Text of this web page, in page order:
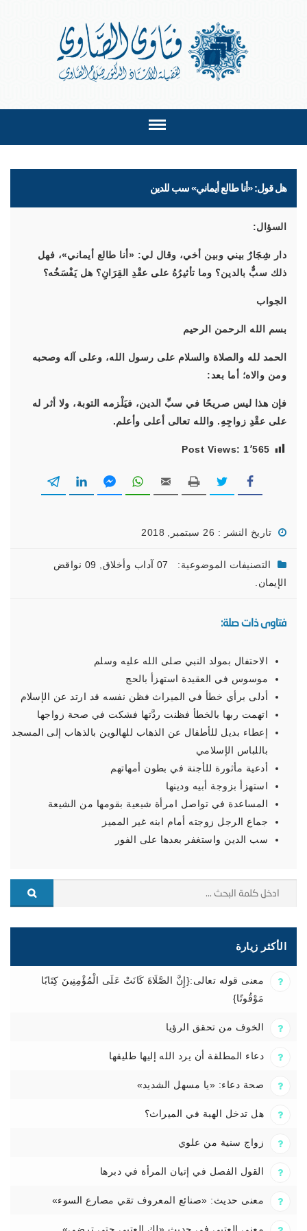
هل قول: «أنا طالع أيماني» سب للدين
السؤال:
دار شِجَارٌ بيني وبين أخي، وقال لي: «أنا طالع أيماني»، فهل
ذلك سبٌّ بالدين؟ وما تأثيرُهُ على عقْدِ القِرَانِ؟ هل يَفْسَخُه؟
الجواب
بسم الله الرحمن الرحيم
الحمد لله والصلاة والسلام على رسول الله، وعلى آله وصحبه
ومن والاه؛ أما بعد:
فإن هذا ليس صريحًا في سبِّ الدين، فيَلْزمه التوبة، ولا أثر له
على عقْدِ زواجِهِ. والله تعالى أعلى وأعلم.
Post Views: 1٬565
تاريخ النشر : 26 سبتمبر, 2018
التصنيفات الموضوعية: 07 آداب وأخلاق
09 نواقض
الإيمان.
فتاوى ذات صلة:
الاحتفال بمولد النبي صلى الله عليه وسلم
موسوس في العقيدة استهزأ بالحج
أدلى برأي خطأ في الميراث فظن نفسه قد ارتد عن الإسلام
اتهمت ربها بالخطأ فظنت ردَّتها فشكت في صحة زواجها
إعطاء بديل للأطفال عن الذهاب للهالوين بالذهاب إلى المسجد
باللباس الإسلامي
أدعية مأثورة للأجنة في بطون أمهاتهم
استهزأ بزوجة أبيه ودينها
المساعدة في تواصل امرأة شيعية بقومها من الشيعة
جماع الرجل زوجته أمام ابنه غير المميز
سب الدين واستغفر بعدها على الفور
الأكثر زيارة
معنى قوله تعالى:{إِنَّ الصَّلَاةَ كَانَتْ عَلَى الْمُؤْمِنِينَ كِتَابًا
مَوْقُوتًا}
الخوف من تحقق الرؤيا
دعاء المطلقة أن يرد الله إليها طليقها
صحة دعاء: «يا مسهل الشديد»
هل تدخل الهبة في الميراث؟
زواج سنية من علوي
القول الفصل في إتيان المرأة في دبرها
معنى حديث: «صنائع المعروف تقي مصارع السوء»